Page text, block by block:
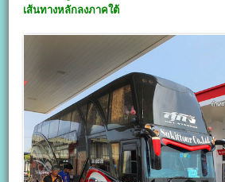
เส้นทางหลักลงภาคใต้